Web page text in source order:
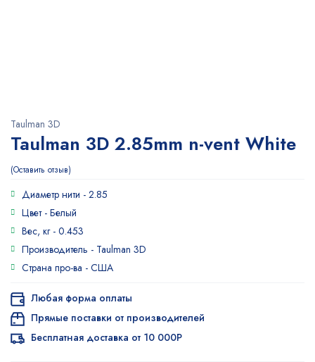
Taulman 3D
Taulman 3D 2.85mm n-vent White
Оставить отзыв
Диаметр нити - 2.85
Цвет - Белый
Вес, кг - 0.453
Производитель - Taulman 3D
Страна про-ва - США
Любая форма оплаты
Прямые поставки от производителей
Бесплатная доставка от 10 000Р